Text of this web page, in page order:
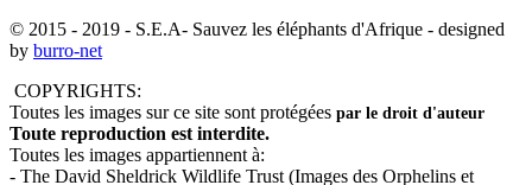
© 2015 - 2019 - S.E.A- Sauvez les éléphants d'Afrique - designed
by burro-net
COPYRIGHTS:
Toutes les images sur ce site sont protégées par le droit d'auteur
Toute reproduction est interdite.
Toutes les images appartiennent à:
- The David Sheldrick Wildlife Trust (Images des Orphelins et